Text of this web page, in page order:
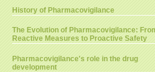
History of Pharmacovigilance
The Evolution of Pharmacovigilance:
Reactive Measures to Proactive Safety
Pharmacovigilance's role in the drug
development